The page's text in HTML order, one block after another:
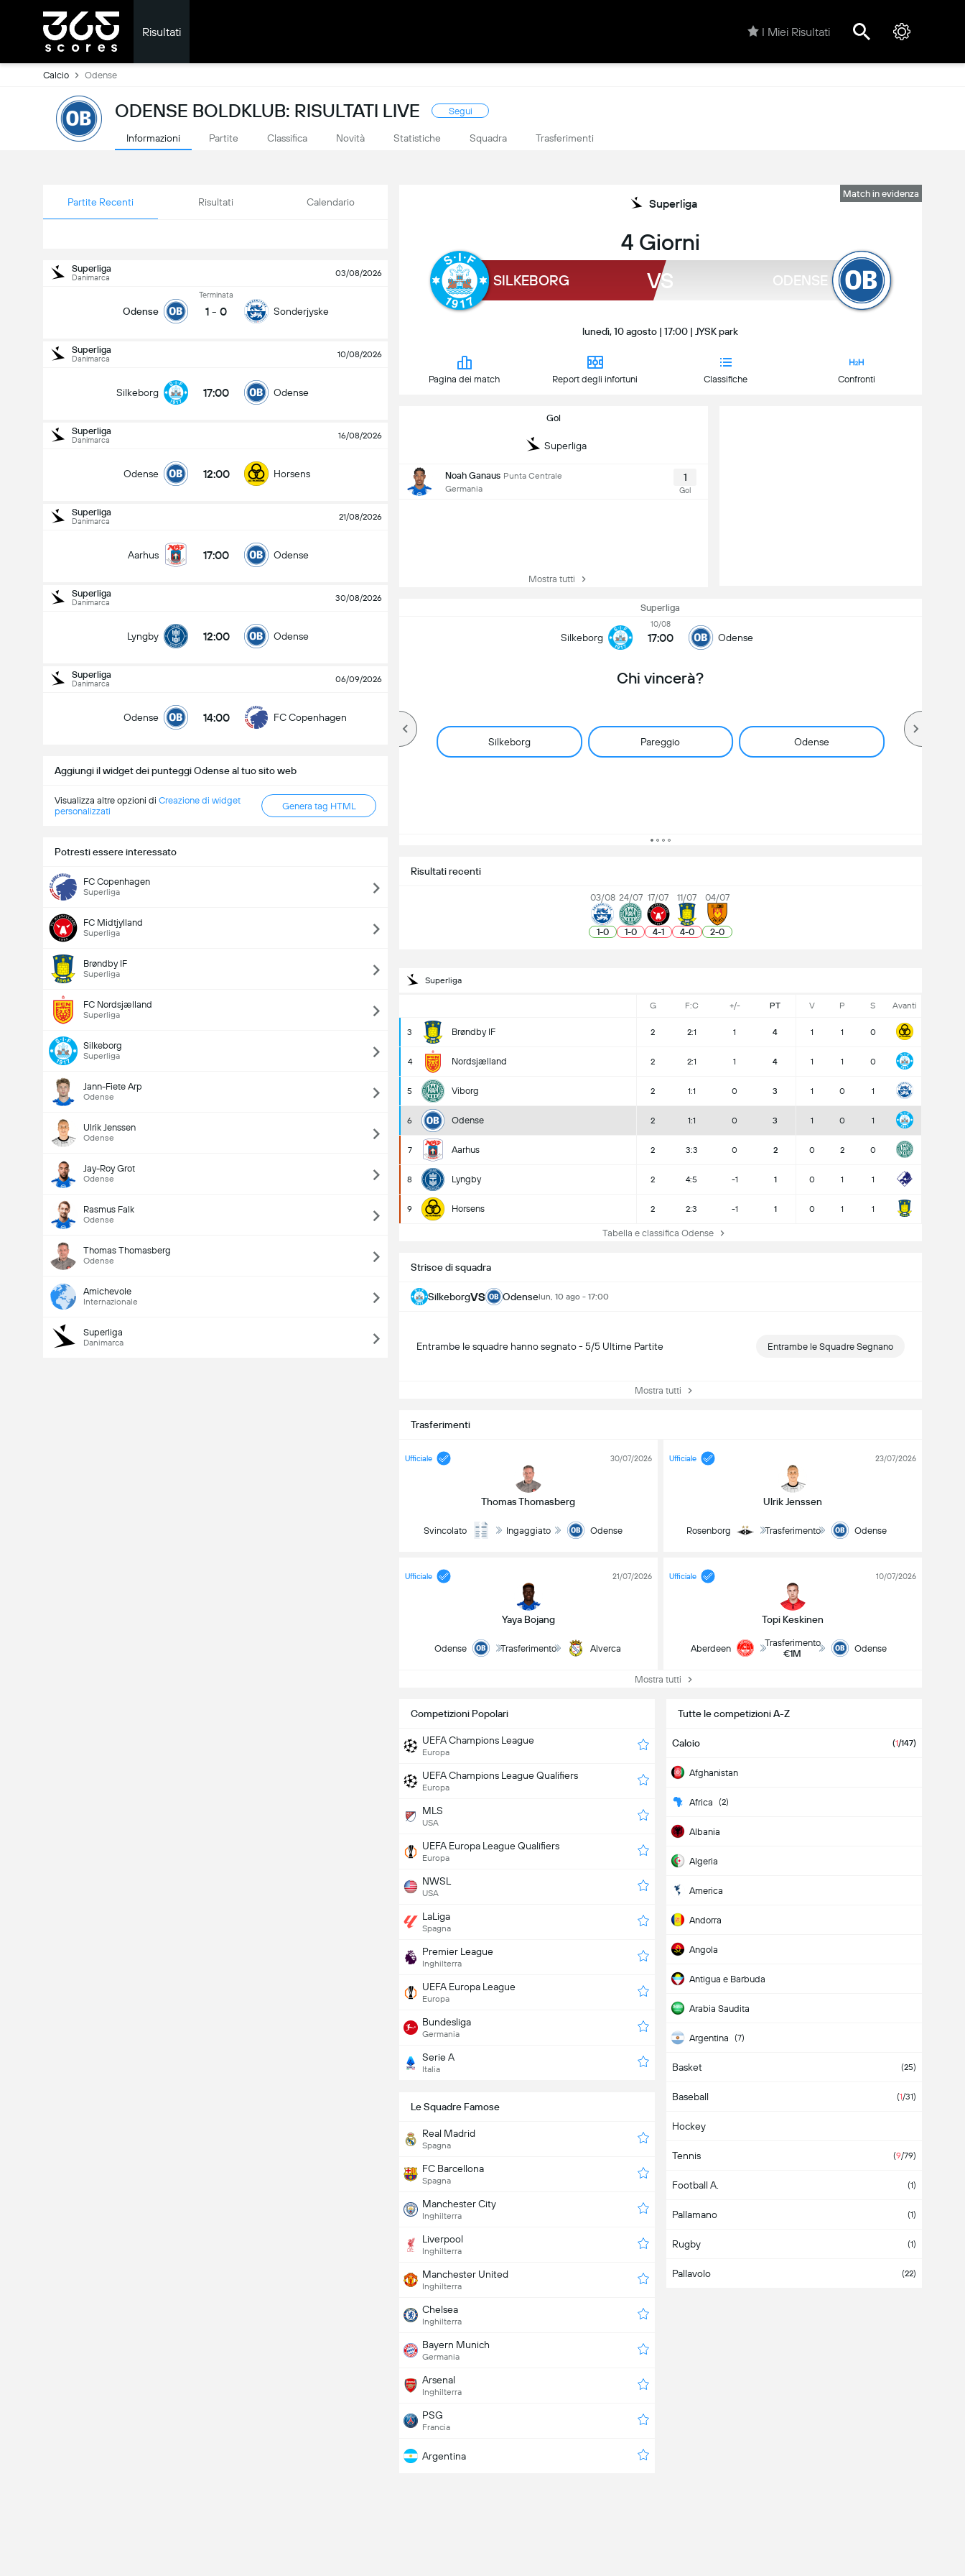
Risultati I Miei Risultati
Calcio Odense
ODENSE BOLDKLUB: RISULTATI LIVE Segui
Informazioni Partite Classifica Novità Statistiche Squadra Trasferimenti
Partite Recenti Risultati Calendario
Superliga
Danimarca 03/08/2026
Odense
Terminata
1 - 0 Sonderjyske
Superliga
Danimarca 10/08/2026
Silkeborg 17:00 Odense
Superliga
Danimarca 16/08/2026
Odense 12:00 Horsens
Superliga
Danimarca 21/08/2026
Aarhus 17:00 Odense
Superliga
Danimarca 30/08/2026
Lyngby 12:00 Odense
Superliga
Danimarca 06/09/2026
Odense 14:00 FC Copenhagen
Aggiungi il widget dei punteggi Odense al tuo sito web
Visualizza altre opzioni di Creazione di widget
personalizzati
Genera tag HTML
Potresti essere interessato
FC Copenhagen
Superliga
FC Midtjylland
Superliga
Brøndby IF
Superliga
FC Nordsjælland
Superliga
Silkeborg
Superliga
Jann-Fiete Arp
Odense
Ulrik Jenssen
Odense
Jay-Roy Grot
Odense
Rasmus Falk
Odense
Thomas Thomasberg
Odense
Amichevole
Internazionale
Superliga
Danimarca
Match in evidenza
Superliga
4 Giorni
SILKEBORG VS ODENSE
lunedì, 10 agosto | 17:00 | JYSK park
Pagina dei match Report degli infortuni Classifiche Confronti
Gol
Superliga
Noah Ganaus Punta Centrale
Germania
1
Gol
Mostra tutti
Superliga
Silkeborg
10/08
17:00 Odense
Chi vincerà?
Silkeborg Pareggio Odense
12:00 Horsens
Numero totale di goal nella partita (2.5)
Risultati recenti
03/08
1-0
24/07
1-0
17/07
4-1
11/07
4-0
04/07
2-0
Superliga
G F:C +/- PT V P S Avanti
3 Brøndby IF 2 2:1 1 4 1 1 0
4 Nordsjælland 2 2:1 1 4 1 1 0
5 Viborg 2 1:1 0 3 1 0 1
6 Odense 2 1:1 0 3 1 0 1
7 Aarhus 2 3:3 0 2 0 2 0
8 Lyngby 2 4:5 -1 1 0 1 1
9 Horsens 2 2:3 -1 1 0 1 1
Tabella e classifica Odense
Strisce di squadra
SilkeborgVS Odenselun, 10 ago - 17:00
Entrambe le squadre hanno segnato - 5/5 Ultime Partite Entrambe le Squadre Segnano
Mostra tutti
Trasferimenti
Ufficiale
Thomas Thomasberg
30/07/2026
Svincolato Ingaggiato Odense
Ufficiale
Ulrik Jenssen
23/07/2026
Rosenborg Trasferimento Odense
Ufficiale
Yaya Bojang
21/07/2026
Odense Trasferimento Alverca
Ufficiale
Topi Keskinen
10/07/2026
Aberdeen
Trasferimento
€1M
Odense
Mostra tutti
Competizioni Popolari
UEFA Champions League
Europa
UEFA Champions League Qualifiers
Europa
MLS
USA
UEFA Europa League Qualifiers
Europa
NWSL
USA
LaLiga
Spagna
Premier League
Inghilterra
UEFA Europa League
Europa
Bundesliga
Germania
Serie A
Italia
Tutte le competizioni A-Z
Calcio (1/147)
Afghanistan
Africa (2)
Albania
Algeria
America
Andorra
Angola
Antigua e Barbuda
Arabia Saudita
Argentina (7)
Armenia
Aruba
Asia
Australia
Austria
Azerbaigian
Bahamas
Bahrain
Basket (25)
Baseball (1/31)
Hockey
Tennis (9/79)
Football A. (1)
Pallamano (1)
Rugby (1)
Pallavolo (22)
Le Squadre Famose
Real Madrid
Spagna
FC Barcellona
Spagna
Manchester City
Inghilterra
Liverpool
Inghilterra
Manchester United
Inghilterra
Chelsea
Inghilterra
Bayern Munich
Germania
Arsenal
Inghilterra
PSG
Francia
Argentina